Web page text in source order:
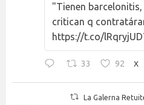
"Tienen
critican q
https://t.co/
33 92 X
La Galerna